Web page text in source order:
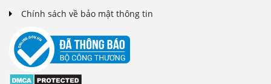
Chính sách về bảo mật thông tin